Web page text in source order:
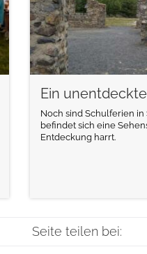
Ein
Noch sind Schulferien in
befindet sich eine
Entdeckung harrt.
Seite teilen bei: